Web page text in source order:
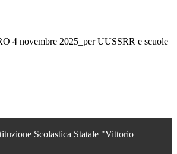
4 novembre 2025_per UUSSRR e scuole
Scolastica Statale "Vittorio